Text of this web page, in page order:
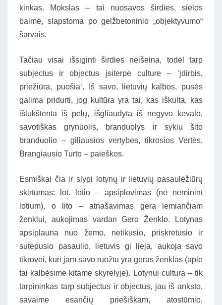
kinkas. Mokslas – tai nuosavos širdies, sielos
baimė, slapstoma po gelžbetoninio „objektyvumo“
šarvais.
Tačiau visai išsiginti širdies neišeina, todėl tarp
subjectus ir objectus įsiterpė culture – ‘įdirbis,
priežiūra, puošia‘. Iš savo, lietuvių kalbos, pusės
galima pridurti, jog kultūra yra tai, kas iškulta, kas
išlukštenta iš pelų, išgliaudyta iš negyvo kevalo,
savotiškas grynuolis, branduolys ir sykiu šito
branduolio – giliausios vertybės, tikrosios Vertės,
Brangiausio Turto – paieškos.
Esmiškai čia ir slypi lotynų ir lietuvių pasaulėžiūrų
skirtumas: lot. lotio – apsiplovimas (nė neminint
lotium), o lito – atnašavimas gera lemiančiam
ženklui, aukojimas vardan Gero Ženklo. Lotynas
apsiplauna nuo žemo, netikusio, priskretusio ir
sutepusio pasaulio, lietuvis gi lieja, aukoja savo
tikrovei, kuri jam savo ruožtu yra geras ženklas (apie
tai kalbėsime kitame skyrelyje). Lotynui cultura – tik
tarpininkas tarp subjectus ir objectus, jau iš anksto,
savaime esančių priešiškam, atostūmio,